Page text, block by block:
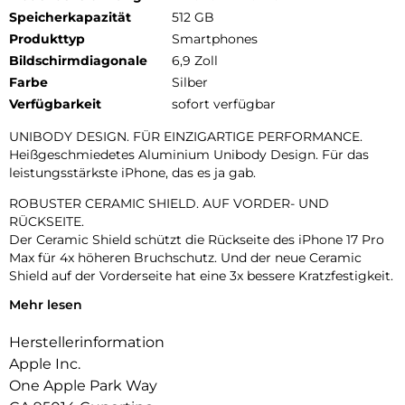
Speicherkapazität
512 GB
Produkttyp
Smartphones
Bildschirmdiagonale
6,9 Zoll
Farbe
Silber
Verfügbarkeit
sofort verfügbar
UNIBODY DESIGN. FÜR EINZIGARTIGE PERFORMANCE.
Heißgeschmiedetes Aluminium Unibody Design. Für das
leistungsstärkste iPhone, das es ja gab.
ROBUSTER CERAMIC SHIELD. AUF VORDER- UND
RÜCKSEITE.
Der Ceramic Shield schützt die Rückseite des iPhone 17 Pro
Max für 4x höheren Bruchschutz. Und der neue Ceramic
Shield auf der Vorderseite hat eine 3x bessere Kratzfestigkeit.
DAS ULTIMATIVE PRO KAMERA-SYSTEM.
dem größten Zoombereich, den es je bei einem iPhone gab.
Das ist wie 8 Pro Objektive in deiner Hosentasche.
18MP CENTER STAGE FRONTKAMERA.
Mehr lesen
Herstellerinformation
Apple Inc.
One Apple Park Way